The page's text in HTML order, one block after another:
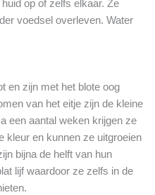
op of zelfs elkaar. Ze
voedsel overleven. Water
en zijn met het blote oog
van het eitje zijn de kleine
een aantal weken krijgen ze
kleur en kunnen ze uitgroeien
bijna de helft van hun
lijf waardoor ze zelfs in de